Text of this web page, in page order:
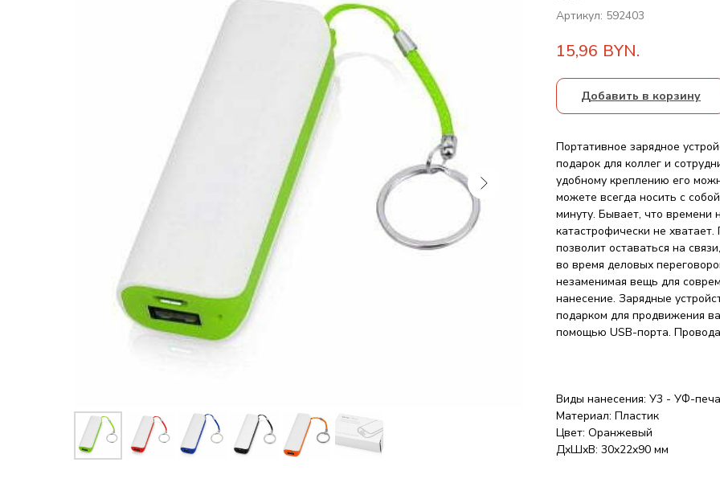
Артикул: 592403
15,96 BYN.
Добавить в корзину
Портативное зарядное
подарок для коллег и
удобному креплению его
можете всегда носить с
минуту. Бывает, что времени
катастрофически не хватает.
позволит оставаться на
во время деловых
незаменимая вещь для
нанесение. Зарядные
подарком для продвижения
помощью USB-порта.
Виды нанесения: У3 - УФ-
Материал: Пластик
Цвет: Оранжевый
ДxШxВ: 30x22x90 мм